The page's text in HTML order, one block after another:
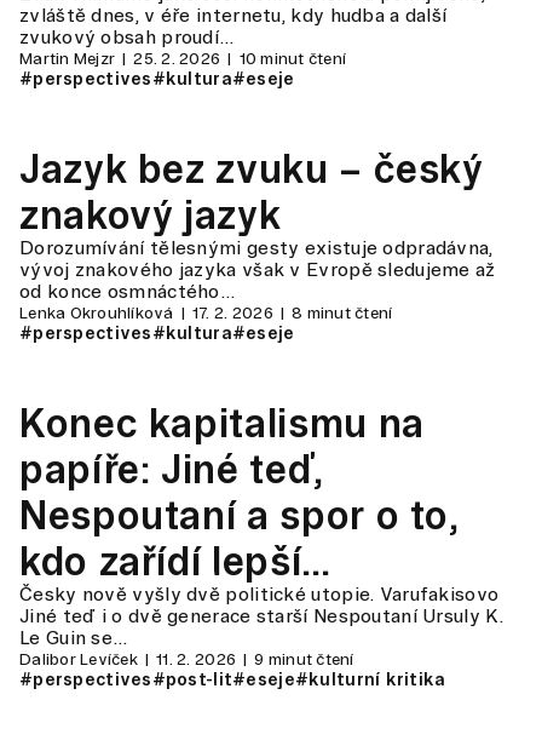
zvláště dnes, v éře internetu, kdy hudba a další
zvukový obsah proudí…
Martin Mejzr 25. 2. 2026 10 minut čtení
#perspectives#kultura#eseje
Jazyk bez zvuku – český
znakový jazyk
Dorozumívání tělesnými gesty existuje odpradávna,
vývoj znakového jazyka však v Evropě sledujeme až
od konce osmnáctého…
Lenka Okrouhlíková 17. 2. 2026 8 minut čtení
#perspectives#kultura#eseje
Konec kapitalismu na
papíře: Jiné teď,
Nespoutaní a spor o to,
kdo zařídí lepší
budoucnost
Česky nově vyšly dvě politické utopie. Varufakisovo
Jiné teď i o dvě generace starší Nespoutaní Ursuly K.
Le Guin se…
Dalibor Levíček 11. 2. 2026 9 minut čtení
#perspectives#post-lit#eseje#kulturní kritika